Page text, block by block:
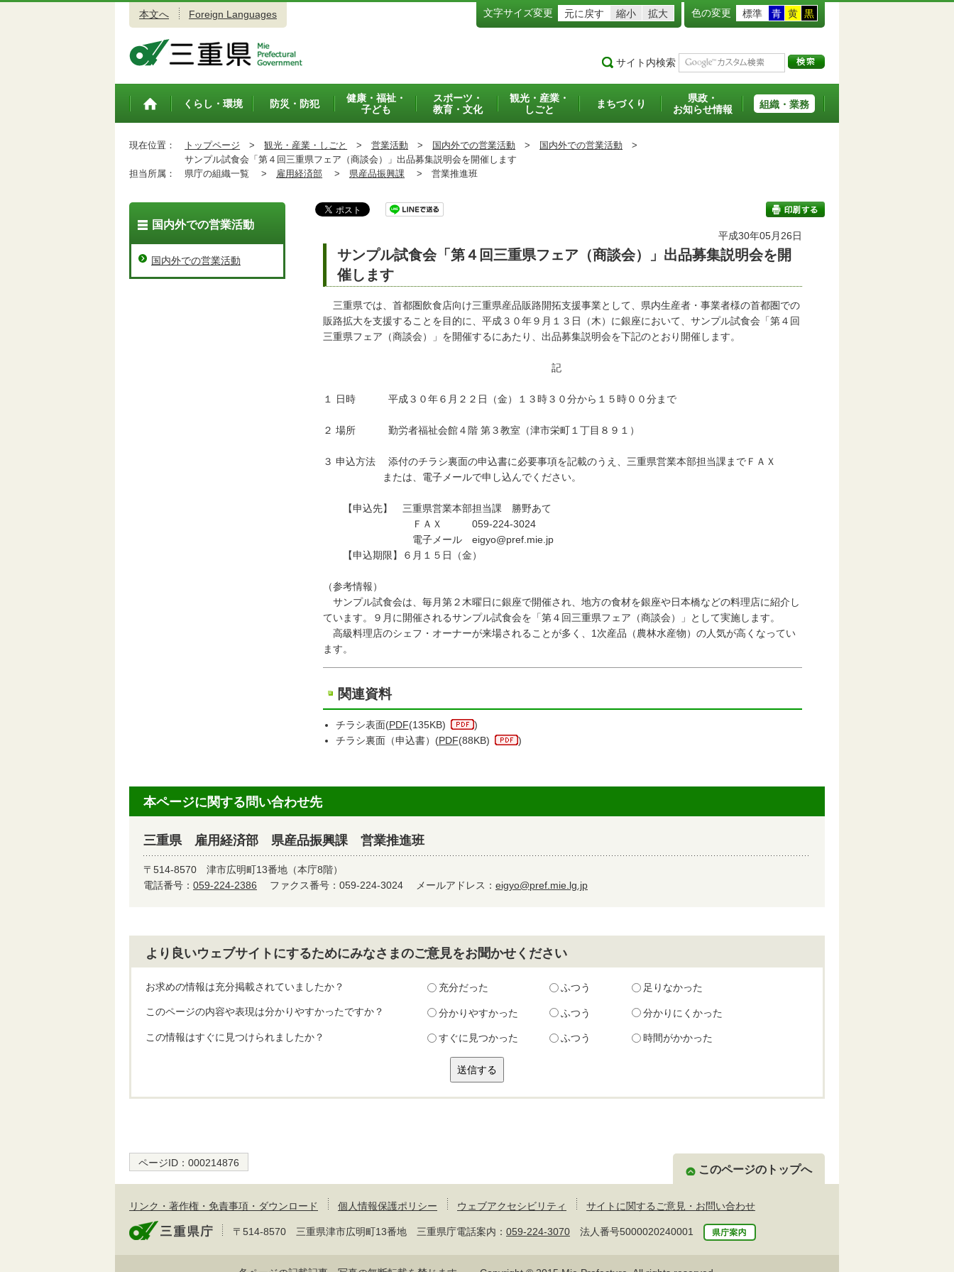
本文へ Foreign Languages 文字サイズ変更 元に戻す 縮小 拡大 色の変更 標準 青 黄 黒
サイト内検索
トップペ
くらし・環境 防災・防犯
健康・福祉・
子ども
スポーツ・
教育・文化
観光・産業・
しごと
まちづくり
県政・
お知らせ情報
組織・業務
現在位置： トップページ > 観光・産業・しごと > 営業活動 > 国内外での営業活動 > 国内外での営業活動 >
サンプル試食会「第４回三重県フェア（商談会）」出品募集説明会を開催します
担当所属：
県庁の組織一覧 > 雇用経済部 > 県産品振興課 > 営業推進班
平成30年05月26日
サンプル試食会「第４回三重県フェア（商談会）」出品募集説明会を開
催します
三重県では、首都圏飲食店向け三重県産品販路開拓支援事業として、県内生産者・事業者様の首都圏での
販路拡大を支援することを目的に、平成３０年９月１３日（木）に銀座において、サンプル試食会「第４回
三重県フェア（商談会）」を開催するにあたり、出品募集説明会を下記のとおり開催します。
記
１ 日時 平成３０年６月２２日（金）１３時３０分から１５時００分まで
２ 場所 勤労者福祉会館４階 第３教室（津市栄町１丁目８９１）
３ 申込方法 添付のチラシ裏面の申込書に必要事項を記載のうえ、三重県営業本部担当課までＦＡＸ
または、電子メールで申し込んでください。
【申込先】 三重県営業本部担当課 勝野あて
ＦＡＸ 059-224-3024
電子メール eigyo@pref.mie.jp
【申込期限】６月１５日（金）
（参考情報）
サンプル試食会は、毎月第２木曜日に銀座で開催され、地方の食材を銀座や日本橋などの料理店に紹介し
ています。９月に開催されるサンプル試食会を「第４回三重県フェア（商談会）」として実施します。
高級料理店のシェフ・オーナーが来場されることが多く、1次産品（農林水産物）の人気が高くなってい
ます。
関連資料
チラシ表面(PDF(135KB)
)
チラシ裏面（申込書）(PDF(88KB) )
国内外での営業活動
国内外での営業活動
本ページに関する問い合わせ先
三重県 雇用経済部 県産品振興課 営業推進班
〒514-8570 津市広明町13番地（本庁8階）
電話番号： 059-224-2386 ファクス番号：059-224-3024 メールアドレス： eigyo@pref.mie.lg.jp
より良いウェブサイトにするためにみなさまのご意見をお聞かせください
お求めの情報は充分掲載されていましたか？ 充分だった ふつう 足りなかった
このページの内容や表現は分かりやすかったですか？ 分かりやすかった ふつう 分かりにくかった
この情報はすぐに見つけられましたか？ すぐに見つかった ふつう 時間がかかった
ページID： 000214876
このページのトップへ
リンク・著作権・免責事項・ダウンロード 個人情報保護ポリシー ウェブアクセシビリティ サイトに関するご意見・お問い合わせ
〒514-8570 三重県津市広明町13番地 三重県庁電話案内： 059-224-3070 法人番号5000020240001